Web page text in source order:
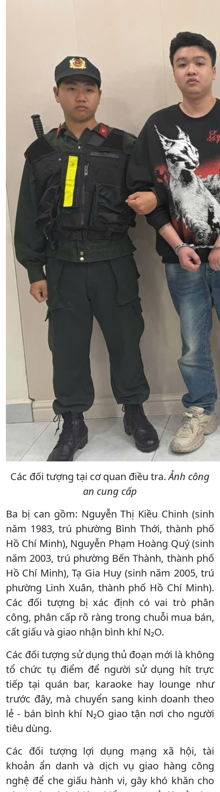
Các đối tượng tại cơ quan điều tra.Ảnh công
an cung cấp
Ba bị can gồm: Nguyễn Thị Kiều Chinh (sinh
năm 1983, trú phường Bình Thới, thành phố
Hồ Chí Minh), Nguyễn Phạm Hoàng Quý (sinh
năm 2003, trú phường Bến Thành, thành phố
Hồ Chí Minh), Tạ Gia Huy (sinh năm 2005, trú
phường Linh Xuân, thành phố Hồ Chí Minh).
Các đối tượng bị xác định có vai trò phân
công, phân cấp rõ ràng trong chuỗi mua bán,
cất giấu và giao nhận bình khí N₂O.
Các đối tượng sử dụng thủ đoạn mới là không
tổ chức tụ điểm để người sử dụng hít trực
tiếp tại quán bar, karaoke hay lounge như
trước đây, mà chuyển sang kinh doanh theo
lẻ - bán bình khí N₂O giao tận nơi cho người
tiêu dùng.
Các đối tượng lợi dụng mạng xã hội, tài
khoản ẩn danh và dịch vụ giao hàng công
nghệ để che giấu hành vi, gây khó khăn cho